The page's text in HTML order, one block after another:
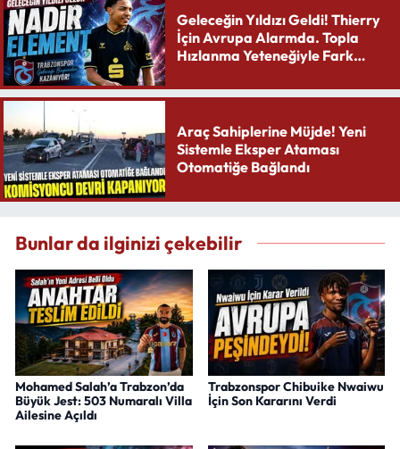
Geleceğin Yıldızı Geldi! Thierry
İçin Avrupa Alarmda. Topla
Hızlanma Yeteneğiyle Fark
Araç Sahiplerine Müjde! Yeni
Sistemle Eksper Ataması
Otomatiğe Bağlandı
Bunlar da ilginizi çekebilir
Mohamed Salah’a Trabzon’da
Büyük Jest: 503 Numaralı Villa
Ailesine Açıldı
Trabzonspor Chibuike Nwaiwu
İçin Son Kararını Verdi